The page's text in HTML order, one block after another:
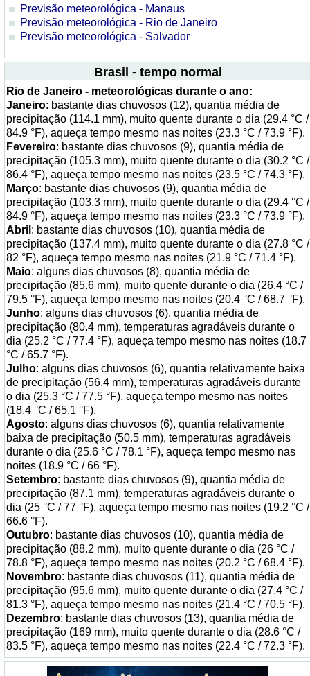
Previsão meteorológica - Manaus
Previsão meteorológica - Rio de Janeiro
Previsão meteorológica - Salvador
Brasil - tempo normal
Rio de Janeiro - meteorológicas durante o ano:
Janeiro: bastante dias chuvosos (12), quantia média de
precipitação (114.1 mm), muito quente durante o dia (29.4 °C /
84.9 °F), aqueça tempo mesmo nas noites (23.3 °C / 73.9 °F).
Fevereiro: bastante dias chuvosos (9), quantia média de
precipitação (105.3 mm), muito quente durante o dia (30.2 °C /
86.4 °F), aqueça tempo mesmo nas noites (23.5 °C / 74.3 °F).
Março: bastante dias chuvosos (9), quantia média de
precipitação (103.3 mm), muito quente durante o dia (29.4 °C /
84.9 °F), aqueça tempo mesmo nas noites (23.3 °C / 73.9 °F).
Abril : bastante dias chuvosos (10), quantia média de
precipitação (137.4 mm), muito quente durante o dia (27.8 °C /
82 °F), aqueça tempo mesmo nas noites (21.9 °C / 71.4 °F).
Maio: alguns dias chuvosos (8), quantia média de
precipitação (85.6 mm), muito quente durante o dia (26.4 °C /
79.5 °F), aqueça tempo mesmo nas noites (20.4 °C / 68.7 °F).
Junho: alguns dias chuvosos (6), quantia média de
precipitação (80.4 mm), temperaturas agradáveis durante o
dia (25.2 °C / 77.4 °F), aqueça tempo mesmo nas noites (18.7
°C / 65.7 °F).
Julho: alguns dias chuvosos (6), quantia relativamente baixa
de precipitação (56.4 mm), temperaturas agradáveis durante
o dia (25.3 °C / 77.5 °F), aqueça tempo mesmo nas noites
(18.4 °C / 65.1 °F).
Agosto: alguns dias chuvosos (6), quantia relativamente
baixa de precipitação (50.5 mm), temperaturas agradáveis
durante o dia (25.6 °C / 78.1 °F), aqueça tempo mesmo nas
noites (18.9 °C / 66 °F).
Setembro: bastante dias chuvosos (9), quantia média de
precipitação (87.1 mm), temperaturas agradáveis durante o
dia (25 °C / 77 °F), aqueça tempo mesmo nas noites (19.2 °C /
66.6 °F).
Outubro: bastante dias chuvosos (10), quantia média de
precipitação (88.2 mm), muito quente durante o dia (26 °C /
78.8 °F), aqueça tempo mesmo nas noites (20.2 °C / 68.4 °F).
Novembro: bastante dias chuvosos (11), quantia média de
precipitação (95.6 mm), muito quente durante o dia (27.4 °C /
81.3 °F), aqueça tempo mesmo nas noites (21.4 °C / 70.5 °F).
Dezembro: bastante dias chuvosos (13), quantia média de
precipitação (169 mm), muito quente durante o dia (28.6 °C /
83.5 °F), aqueça tempo mesmo nas noites (22.4 °C / 72.3 °F).